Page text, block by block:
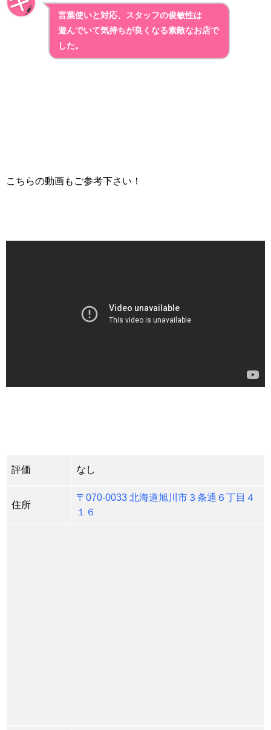
言葉使いと対応、スタッフの俊敏性は
遊んでいて気持ちが良くなる素敵なお店で
した。
こちらの動画もご参考下さい！
評価 なし
住所
〒070-0033 北海道旭川市３条通６丁目４
１６